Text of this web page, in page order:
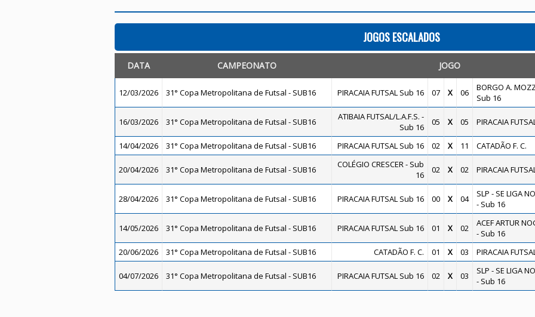
JOGOS ESCALADOS
DATA CAMPEONATO JOGO
12/03/2026 31° Copa Metropolitana de Futsal - SUB16 PIRACAIA FUTSAL Sub 16 07 X 06
BORGO A.
Sub 16
16/03/2026 31° Copa Metropolitana de Futsal - SUB16
ATIBAIA FUTSAL/L.A.F.S. -
Sub 16
05 X 05 PIRACAIA
14/04/2026 31° Copa Metropolitana de Futsal - SUB16 PIRACAIA FUTSAL Sub 16 02 X 11 CATADÃO F. C.
20/04/2026 31° Copa Metropolitana de Futsal - SUB16
COLÉGIO CRESCER - Sub
16
02 X 02 PIRACAIA
28/04/2026 31° Copa Metropolitana de Futsal - SUB16 PIRACAIA FUTSAL Sub 16 00 X 04
SLP - SE LIGA
- Sub 16
14/05/2026 31° Copa Metropolitana de Futsal - SUB16 PIRACAIA FUTSAL Sub 16 01 X 02
ACEF ARTUR
- Sub 16
20/06/2026 31° Copa Metropolitana de Futsal - SUB16 CATADÃO F. C. 01 X 03 PIRACAIA
04/07/2026 31° Copa Metropolitana de Futsal - SUB16 PIRACAIA FUTSAL Sub 16 02 X 03
SLP - SE LIGA
- Sub 16